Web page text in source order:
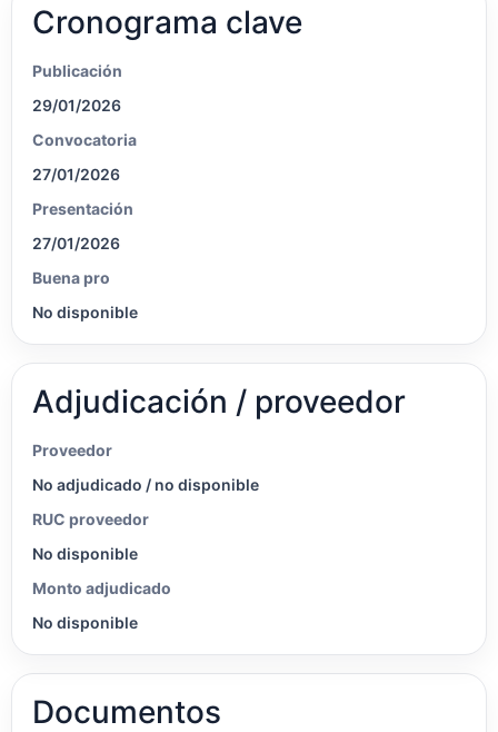
Cronograma clave
Publicación
29/01/2026
Convocatoria
27/01/2026
Presentación
27/01/2026
Buena pro
No disponible
Adjudicación / proveedor
Proveedor
No adjudicado / no disponible
RUC proveedor
No disponible
Monto adjudicado
No disponible
Documentos